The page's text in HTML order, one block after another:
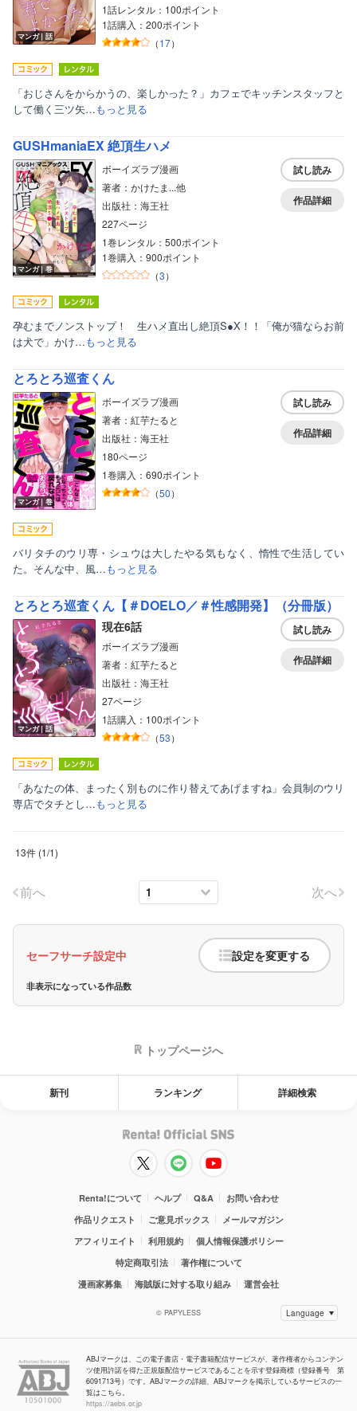
マンガ｜話
1話レンタル：100ポイント
1話購入：200ポイント
（17）
「おじさんをからかうの、楽しかった？」カフェでキッチンスタッフと
して働く三ツ矢…もっと見る
GUSHmaniaEX 絶頂生ハメ
マンガ｜巻
ボーイズラブ漫画
著者：かけたま...他
出版社：海王社
227ページ
1巻レンタル：500ポイント
1巻購入：900ポイント
（3）
試し読み
作品詳細
孕むまでノンストップ！ 生ハメ直出し絶頂S●X！！「俺が猫ならお前
は犬で」かけ…もっと見る
とろとろ巡査くん
マンガ｜巻
ボーイズラブ漫画
著者：紅芋たると
出版社：海王社
180ページ
1巻購入：690ポイント
（50）
試し読み
作品詳細
バリタチのウリ専・シュウは大したやる気もなく、惰性で生活してい
た。そんな中、風…もっと見る
とろとろ巡査くん【＃DOELO／＃性感開発】（分冊版）
マンガ｜話
現在6話
ボーイズラブ漫画
著者：紅芋たると
出版社：海王社
27ページ
1話購入：100ポイント
（53）
試し読み
作品詳細
「あなたの体、まったく別ものに作り替えてあげますね」会員制のウリ
専店でタチとし…もっと見る
13件 (1/1)
前へ 次へ
セーフサーチ設定中 設定を変更する
非表示になっている作品数
トップページへ
新刊 ランキング 詳細検索
Renta!について ヘルプ Q&A
お問い合わせ
作品リクエスト
ご意見ボックス
メールマガジン
アフィリエイト
利用規約
個人情報保護ポリシー
特定商取引法
著作権について
漫画家募集
海賊版に対する取り組み 運営会社
© PAPYLESS
ABJマークは、この電子書店・電子書籍配信サービスが、著作権者からコンテン
ツ使用許諾を得た正規版配信サービスであることを示す登録商標（登録番号 第
6091713号）です。ABJマークの詳細、ABJマークを掲示しているサービスの一
覧はこちら。
https://aebs.or.jp